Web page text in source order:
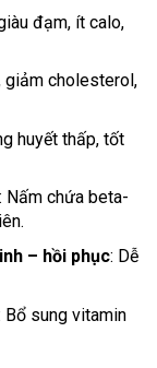
đạm, ít calo,
giảm cholesterol,
huyết thấp, tốt
: Nấm chứa beta-
– hồi phục: Dễ
Bổ sung vitamin